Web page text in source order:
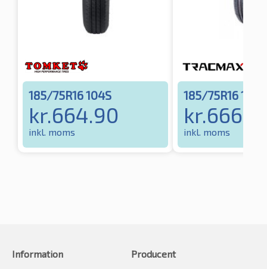
185/75R16 104S
kr.664.90
inkl. moms
185/75R16 104S
kr.
inkl. moms
Information
Producent